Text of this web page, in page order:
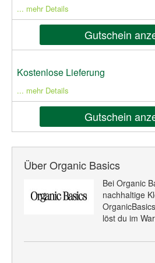
... mehr Details
Gutschein
Kostenlose Lieferung
... mehr Details
Gutschein
Über Organic Basics
Bei Organic
nachhaltige
löst du im